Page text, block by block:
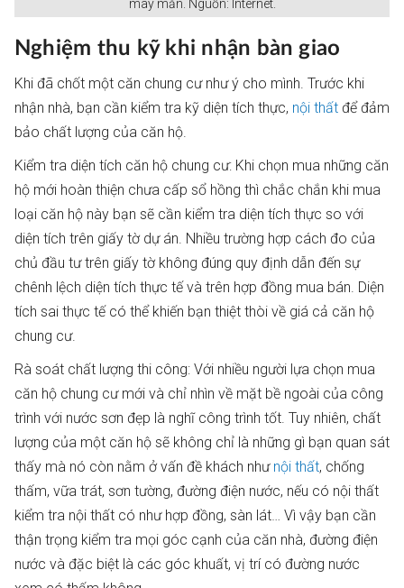
may mắn. Nguồn: Internet.
Nghiệm thu kỹ khi nhận bàn giao
Khi đã chốt một căn chung cư như ý cho mình. Trước khi
nhận nhà, bạn cần kiểm tra kỹ diện tích thực, nội thất để đảm
bảo chất lượng của căn hộ.
Kiểm tra diện tích căn hộ chung cư: Khi chọn mua những căn
hộ mới hoàn thiện chưa cấp sổ hồng thì chắc chắn khi mua
loại căn hộ này bạn sẽ cần kiểm tra diện tích thực so với
diện tích trên giấy tờ dự án. Nhiều trường hợp cách đo của
chủ đầu tư trên giấy tờ không đúng quy định dẫn đến sự
chênh lệch diện tích thực tế và trên hợp đồng mua bán. Diện
tích sai thực tế có thể khiến bạn thiệt thòi về giá cả căn hộ
chung cư.
Rà soát chất lượng thi công: Với nhiều người lựa chọn mua
căn hộ chung cư mới và chỉ nhìn về mặt bề ngoài của công
trình với nước sơn đẹp là nghĩ công trình tốt. Tuy nhiên, chất
lượng của một căn hộ sẽ không chỉ là những gì bạn quan sát
thấy mà nó còn nằm ở vấn đề khách như nội thất, chống
thấm, vữa trát, sơn tường, đường điện nước, nếu có nội thất
kiểm tra nội thất có như hợp đồng, sàn lát… Vì vậy bạn cần
thận trọng kiểm tra mọi góc cạnh của căn nhà, đường điện
nước và đặc biệt là các góc khuất, vị trí có đường nước